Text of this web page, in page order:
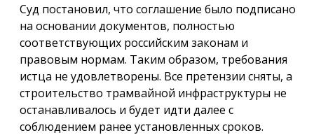
Суд постановил, что соглашение было подписано
на основании документов, полностью
соответствующих российским законам и
правовым нормам. Таким образом, требования
истца не удовлетворены. Все претензии сняты, а
строительство трамвайной инфраструктуры не
останавливалось и будет идти далее с
соблюдением ранее установленных сроков.